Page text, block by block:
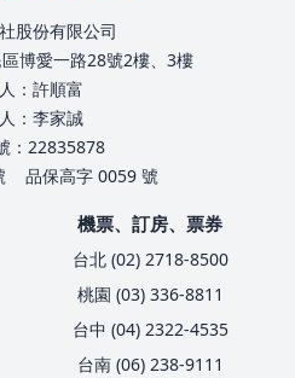
股份有限公司
博愛一路28號2樓、3樓
：許順富
：李家誠
：22835878
品保高字 0059 號
機票、訂房、票券
台北 (02) 2718-8500
桃園 (03) 336-8811
台中 (04) 2322-4535
台南 (06) 238-9111